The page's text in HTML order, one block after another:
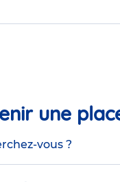
une
vous ?